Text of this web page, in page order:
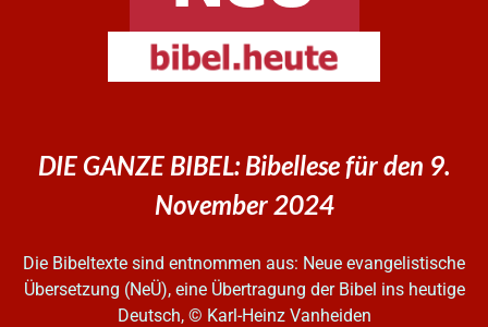
DIE GANZE BIBEL: Bibellese für den 9.
November 2024
Die Bibeltexte sind entnommen aus: Neue evangelistische
Übersetzung (NeÜ), eine Übertragung der Bibel ins heutige
Deutsch, © Karl-Heinz Vanheiden